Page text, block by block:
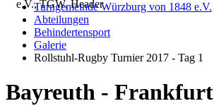
Turngemeinde Würzburg von 1848 e.V.
Abteilungen
Behindertensport
Galerie
Rollstuhl-Rugby Turnier 2017 - Tag 1
Bayreuth - Frankfurt